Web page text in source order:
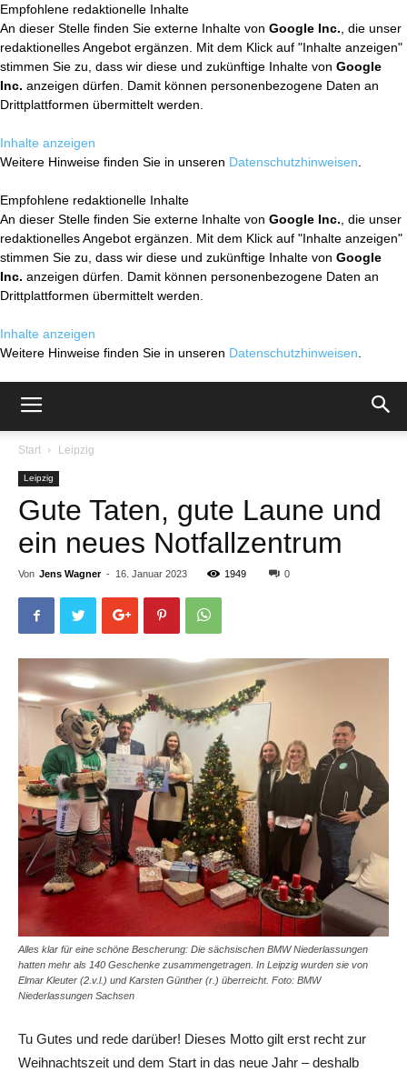
Empfohlene redaktionelle Inhalte
An dieser Stelle finden Sie externe Inhalte von Google Inc. , die unser
redaktionelles Angebot ergänzen. Mit dem Klick auf "Inhalte anzeigen"
stimmen Sie zu, dass wir diese und zukünftige Inhalte von Google
Inc. anzeigen dürfen. Damit können personenbezogene Daten an
Drittplattformen übermittelt werden.
Inhalte anzeigen
Weitere Hinweise finden Sie in unseren Datenschutzhinweisen
Empfohlene redaktionelle Inhalte
An dieser Stelle finden Sie externe Inhalte von Google Inc. , die unser
redaktionelles Angebot ergänzen. Mit dem Klick auf "Inhalte anzeigen"
stimmen Sie zu, dass wir diese und zukünftige Inhalte von Google
Inc. anzeigen dürfen. Damit können personenbezogene Daten an
Drittplattformen übermittelt werden.
Inhalte anzeigen
Weitere Hinweise finden Sie in unseren Datenschutzhinweisen
Start Leipzig
Leipzig
Gute Taten, gute Laune und
ein neues Notfallzentrum
Von Jens Wagner - 16. Januar 2023 1949 0
Alles klar für eine schöne Bescherung: Die sächsischen BMW Niederlassungen
hatten mehr als 140 Geschenke zusammengetragen. In Leipzig wurden sie von
Elmar Kleuter (2.v.l.) und Karsten Günther (r.) überreicht. Foto: BMW
Niederlassungen Sachsen
Tu Gutes und rede darüber! Dieses Motto gilt erst recht zur
Weihnachtszeit und dem Start in das neue Jahr – deshalb